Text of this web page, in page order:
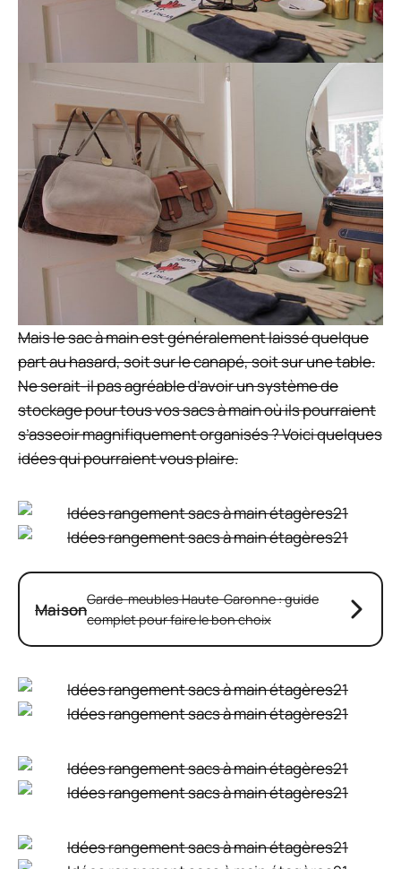
Mais le sac à main est généralement laissé quelque
part au hasard, soit sur le canapé, soit sur une table.
Ne serait-il pas agréable d’avoir un système de
stockage pour tous vos sacs à main où ils pourraient
s’asseoir magnifiquement organisés ? Voici quelques
idées qui pourraient vous plaire.
MaisonGarde-meubles Haute-Garonne : guide
complet pour faire le bon choix